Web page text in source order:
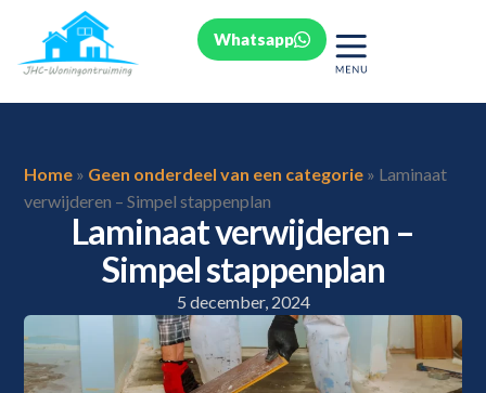
Whatsapp
Home » Geen onderdeel van een categorie » Laminaat
verwijderen – Simpel stappenplan
Laminaat verwijderen –
Simpel stappenplan
5 december, 2024